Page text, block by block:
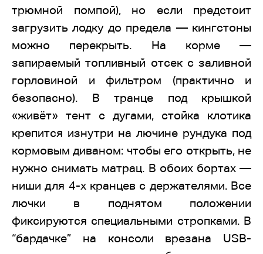
трюмной помпой), но если предстоит
загрузить лодку до предела — кингстоны
можно перекрыть. На корме —
запираемый топливный отсек с заливной
горловиной и фильтром (практично и
безопасно). В транце под крышкой
«живёт» тент с дугами, стойка клотика
крепится изнутри на лючине рундука под
кормовым диваном: чтобы его открыть, не
нужно снимать матрац. В обоих бортах —
ниши для 4-х кранцев с держателями. Все
лючки в поднятом положении
фиксируются специальными стропками. В
“бардачке” на консоли врезана USB-